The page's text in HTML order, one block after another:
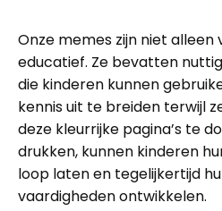
Onze memes zijn niet
educatief. Ze bevatten
die kinderen kunnen
kennis uit te breiden terwijl
deze kleurrijke pagina’s te
drukken, kunnen kinderen
loop laten en tegelijkertijd
vaardigheden ontwikkelen.